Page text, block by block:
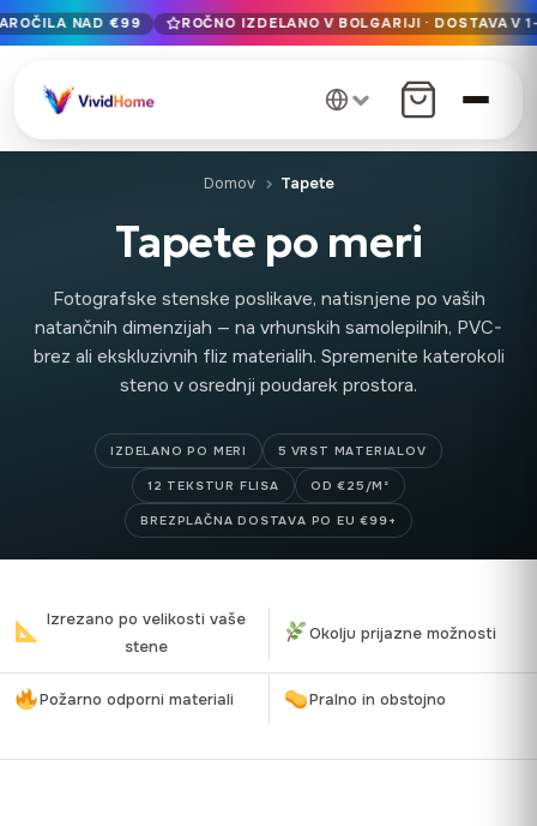
Brezplačna dostava po EU za naročila nad €99
12+ let mojstrske izdelave · Samo vrhunski materiali
NAD €99 ROČNO IZDELANO V BOLGARIJI · DOSTAVA V
Domov Tapete
Tapete po meri
Fotografske stenske poslikave, natisnjene po vaših
natančnih dimenzijah — na vrhunskih samolepilnih, PVC-
brez ali ekskluzivnih fliz materialih. Spremenite katerokoli
steno v osrednji poudarek prostora.
IZDELANO PO MERI 5 VRST MATERIALOV
12 TEKSTUR FLISA OD €25/M²
BREZPLAČNA DOSTAVA PO EU €99+
Izrezano po velikosti vaše
stene
Okolju prijazne možnosti
Požarno odporni materiali Pralno in obstojno